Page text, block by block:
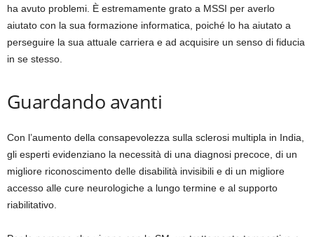
ha avuto problemi. È estremamente grato a MSSI per averlo
aiutato con la sua formazione informatica, poiché lo ha aiutato a
perseguire la sua attuale carriera e ad acquisire un senso di fiducia
in se stesso.
Guardando avanti
Con l’aumento della consapevolezza sulla sclerosi multipla in India,
gli esperti evidenziano la necessità di una diagnosi precoce, di un
migliore riconoscimento delle disabilità invisibili e di un migliore
accesso alle cure neurologiche a lungo termine e al supporto
riabilitativo.